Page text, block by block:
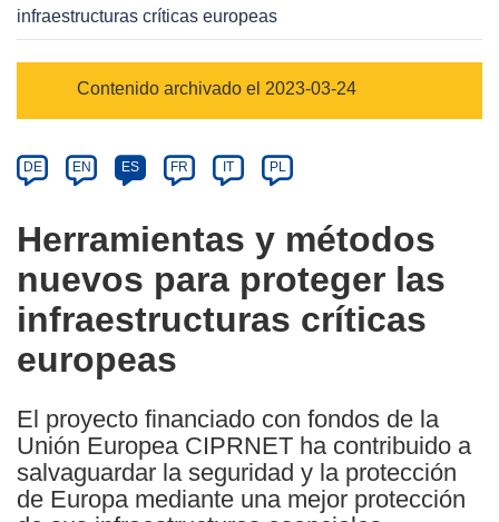
infraestructuras críticas europeas
Category
Contenido archivado el 2023-03-24
Article
available
the
following
languages:
DE EN ES FR IT PL
Herramientas y métodos
nuevos para proteger las
infraestructuras críticas
europeas
El proyecto financiado con fondos de la
Unión Europea CIPRNET ha contribuido a
salvaguardar la seguridad y la protección
de Europa mediante una mejor protección